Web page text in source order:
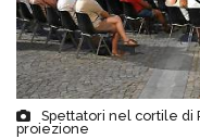
Spettatori nel cortile di
proiezione